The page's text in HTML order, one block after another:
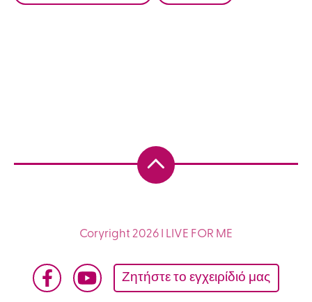
Coryright 2026 I LIVE FOR ME
Ζητήστε το εγχειρίδιό μας